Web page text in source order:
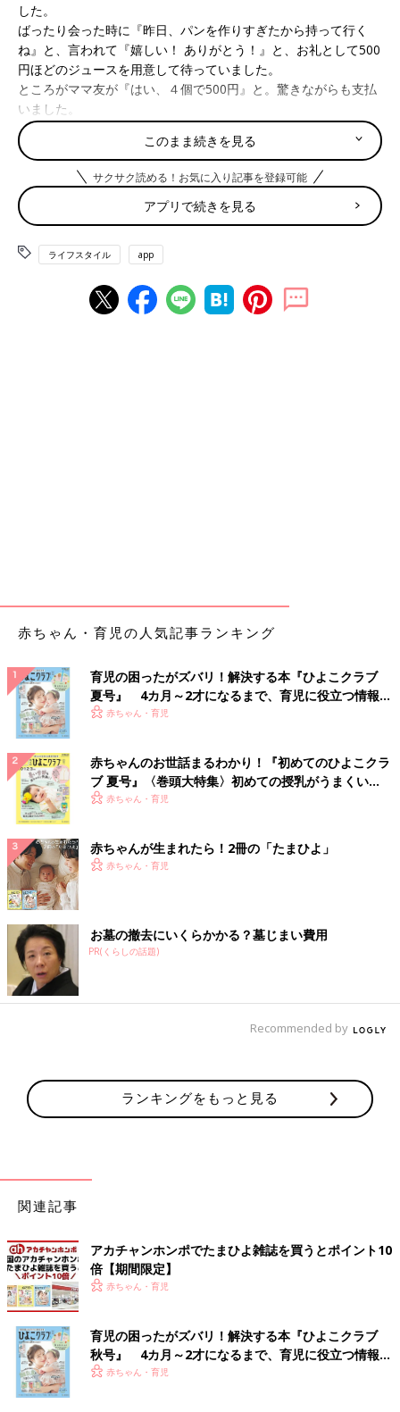
した。
ばったり会った時に『昨日、パンを作りすぎたから持って行く
ね』と、言われて『嬉しい！ ありがとう！』と、お礼として500
円ほどのジュースを用意して待っていました。
ところがママ友が『はい、４個で500円』と。驚きながらも支払
いました。
たった500円だけど、余ったパンを押し売られた感じでモヤモ
ヤ。『嬉しい！』と、喜んだことも恥ずかしい。
というか、普通は販売するなら事前に言いませんか？ お礼のジ
ュースを渡せなかった私は心狭いですか？」
という投稿主さんの愚痴のような投稿は大反響。100％「そのマ
マ友、強烈すぎる」と、同情する声でした。
「え？ え？ 素人が作ったパンでしょ？ しかも500円？ パン屋で
も翌日のパンは半額だから……ちょっとないかな」
次回はきっぱり断って
「『パンは買い置きがあるので』かな。そして『いいね！』は、
「『それって販売？ 』と、何気なく聞く。勇気がないときは
『買い置きあるから他の人にどうぞ』って断るといいかなあ」
「『夫が衛生面を心配しててもう買ってあげられないの、ごめん
ね』かな」
「『私も煮物たくさん作ったから持って行きたいの！ 』と、言
って反応を見てみたらどうかな」
「みなさん、共感してくださりありがとうございます。なんだか
落ち込んでいましたが、吹き飛びました（笑）
お察しの通り、断れない性格です。次回もありそうなので、断り
と、投稿主さんは〆ました。
※文中のコメントは「ウィメンズパーク」（2022年2月終了）の
※記事の内容は記事執筆当時の情報であり、現在と異なる場合が
あります。
このまま続きを見る
サクサク読める！お気に入り記事を登録可能
アプリで続きを見る
ライフスタイル app
赤ちゃん・育児の人気記事ランキング
育児の困ったがズバリ！解決する本『ひよこクラブ
夏号』 4カ月～2才になるまで、育児に役立つ情報が
いっぱい！
赤ちゃん・育児
赤ちゃんのお世話まるわかり！『初めてのひよこクラ
ブ 夏号』〈巻頭大特集〉初めての授乳がうまくい
く！ おっぱい・ミルクの基本と夏のトラブル 解決テ
赤ちゃん・育児
赤ちゃんが生まれたら！2冊の「たまひよ」
赤ちゃん・育児
お墓の撤去にいくらかかる？墓じまい費用
PR(くらしの話題)
Recommended by
ランキングをもっと見る
関連記事
アカチャンホンポでたまひよ雑誌を買うとポイント10
倍【期間限定】
赤ちゃん・育児
育児の困ったがズバリ！解決する本『ひよこクラブ
秋号』 4カ月～2才になるまで、育児に役立つ情報が
いっぱい！
赤ちゃん・育児